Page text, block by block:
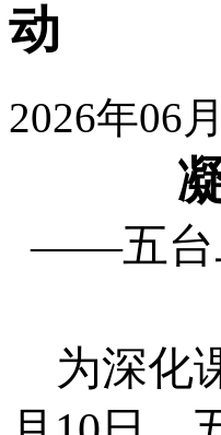
动
2026年06
——五台
为深化